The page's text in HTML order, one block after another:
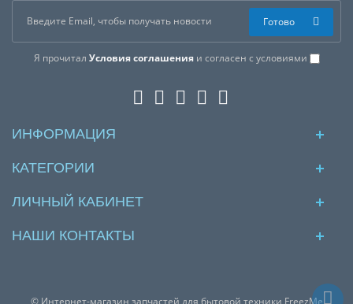
Я прочитал Условия соглашенияи согласен с условиями
Готово
ИНФОРМАЦИЯ
КАТЕГОРИИ
ЛИЧНЫЙ КАБИНЕТ
НАШИ КОНТАКТЫ
© Интернет-магазин запчастей для бытовой техники FreezMe